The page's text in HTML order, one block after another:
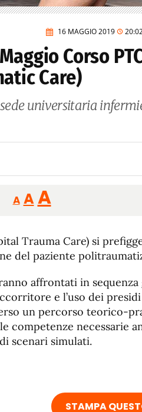
16 MAGGIO 2019
Corso
Care)
universitaria
A
Reducir
tamaño
A Restablecer
tamaño
fuente
AAumentar
de
fuente.
Trauma Care) si
del paziente
affrontati in
e l’uso dei
un percorso teorico-
competenze necessarie
scenari simulati.
STAMPA